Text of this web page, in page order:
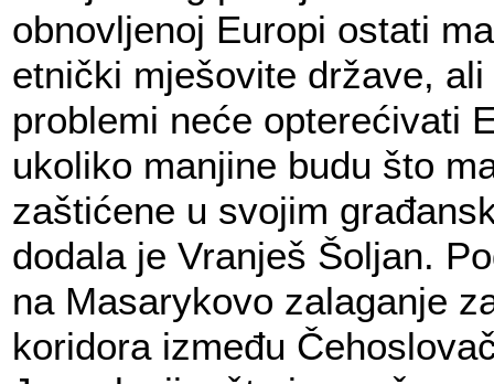
obnovljenoj Europi ostati
etnički mješovite države,
problemi neće opterećivati
ukoliko manjine budu što
zaštićene u svojim
dodala je Vranješ Šoljan.
na Masarykovo zalaganje
koridora između